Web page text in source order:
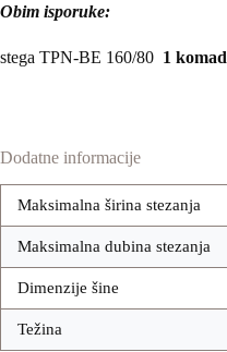
Obim isporuke:
stega TPN-BE 160/80 1 komad
Dodatne informacije
Maksimalna širina stezanja
Maksimalna dubina stezanja
Dimenzije šine
Težina